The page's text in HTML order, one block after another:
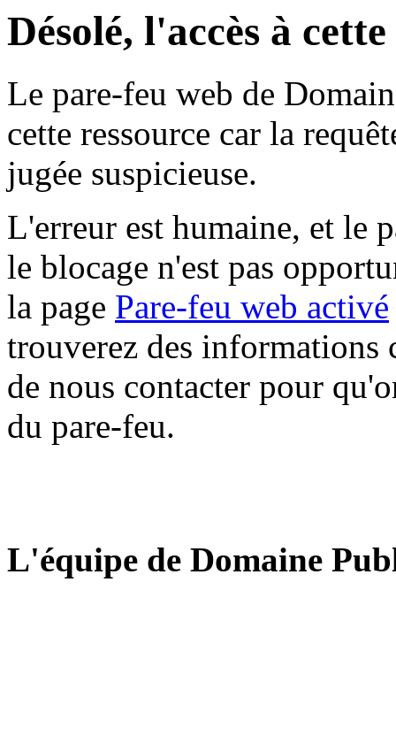
Désolé, l'accès à
Le pare-feu web de
cette ressource car la
jugée suspicieuse.
L'erreur est humaine, et le
le blocage n'est pas
la page Pare-feu web activé
trouverez des informations
de nous contacter pour
du pare-feu.
L'équipe de Domaine